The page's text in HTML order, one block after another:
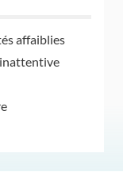
affaiblies